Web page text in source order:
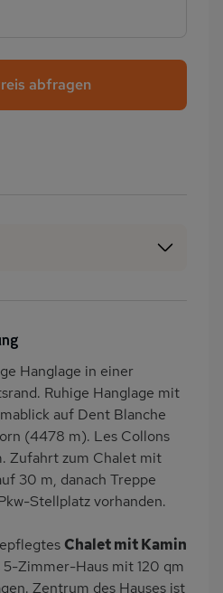
abfragen
Waschmaschine
Balkon/Loggia
Ladestation E-Bike
Küche
Backofen
Panoramablick
Kinderhochstuhl
Hanglage in einer
Ruhige Hanglage mit
auf Dent Blanche
(4478 m). Les Collons
Zufahrt zum Chalet mit
30 m, danach Treppe
Stellplatz vorhanden.
Chalet mit Kamin
5-Zimmer-Haus mit 120 qm
Zentrum des Hauses ist